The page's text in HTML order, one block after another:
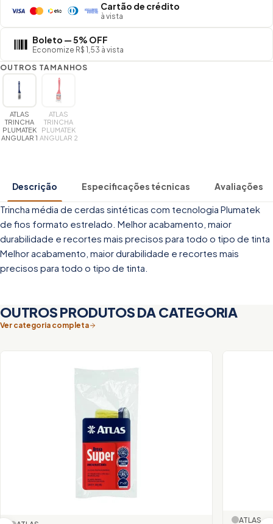
Cartão de crédito
à vista
Boleto — 5% OFF
Economize R$ 1,53 à vista
OUTROS TAMANHOS
ATLAS
TRINCHA
PLUMATEK
ANGULAR 1
ATLAS
TRINCHA
PLUMATEK
ANGULAR 2
Descrição Especificações técnicas Avaliações
Trincha média de cerdas sintéticas com tecnologia Plumatek
de fios formato estrelado. Melhor acabamento, maior
durabilidade e recortes mais precisos para todo o tipo de tinta
Melhor acabamento, maior durabilidade e recortes mais
precisos para todo o tipo de tinta.
OUTROS PRODUTOS DA CATEGORIA
Ver categoria completa
ATLAS